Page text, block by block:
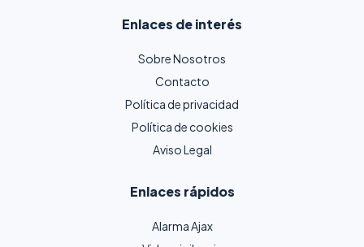
Enlaces de interés
Sobre Nosotros
Contacto
Política de privacidad
Política de cookies
Aviso Legal
Enlaces rápidos
Alarma Ajax